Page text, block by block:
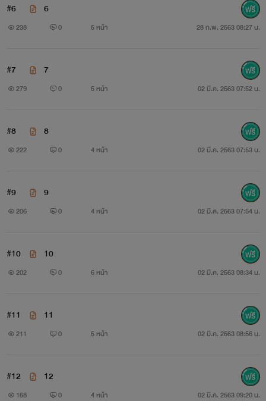
#6 6
238 0 5 หน้า 28 ก.พ. 2563 08:27 น.
#7 7
279 0 5 หน้า 02 มี.ค. 2563 07:52 น.
#8 8
222 0 4 หน้า 02 มี.ค. 2563 07:53 น.
#9 9
206 0 4 หน้า 02 มี.ค. 2563 07:54 น.
#10 10
202 0 6 หน้า 02 มี.ค. 2563 08:34 น.
#11 11
211 0 5 หน้า 02 มี.ค. 2563 08:56 น.
#12 12
168 0 4 หน้า 02 มี.ค. 2563 09:20 น.